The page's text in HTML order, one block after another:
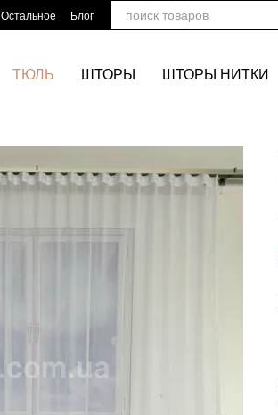
Остальное Блог
ТЮЛЬ ШТОРЫ ШТОРЫ НИТКИ